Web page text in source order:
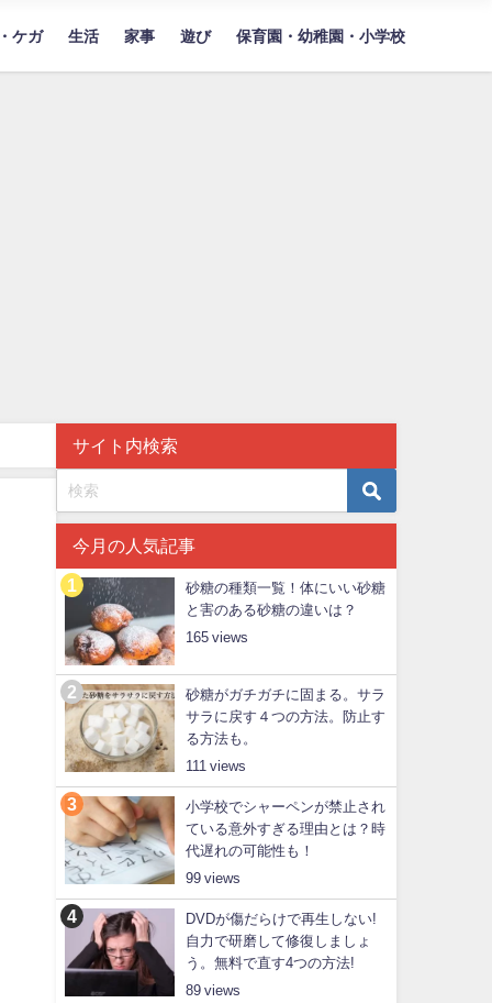
ケガ 生活 家事 遊び 保育園・幼稚園・小学校
サイト内検索
今月の人気記事
砂糖の種類一覧！体にいい砂糖
と害のある砂糖の違いは？
165
砂糖がガチガチに固まる。サラ
サラに戻す４つの方法。防止す
る方法も。
111
小学校でシャーペンが禁止され
ている意外すぎる理由とは？時
代遅れの可能性も！
99
DVDが傷だらけで再生しない!
自力で研磨して修復しましょ
う。無料で直す4つの方法!
89